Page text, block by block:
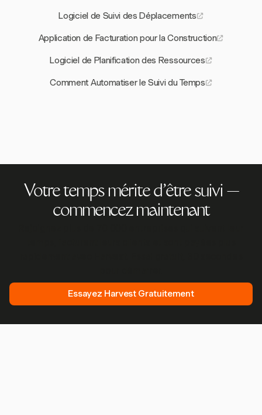
Logiciel de Suivi des Déplacements
Application de Facturation pour la Construction
Logiciel de Planification des Ressources
Comment Automatiser le Suivi du Temps
Votre temps mérite d'être suivi —
commencez maintenant
Essayez Harvest Gratuitement